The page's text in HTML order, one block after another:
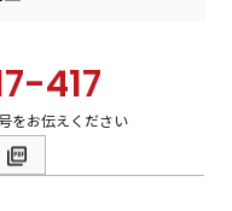
417
をお伝えください